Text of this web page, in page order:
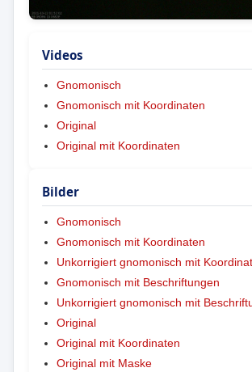
Videos
Gnomonisch
Gnomonisch mit Koordinaten
Original
Original mit Koordinaten
Bilder
Gnomonisch
Gnomonisch mit Koordinaten
Unkorrigiert gnomonisch mit
Gnomonisch mit Beschriftungen
Unkorrigiert gnomonisch mit
Original
Original mit Koordinaten
Original mit Maske